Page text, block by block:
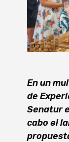
En un
de
Senatur
cabo el